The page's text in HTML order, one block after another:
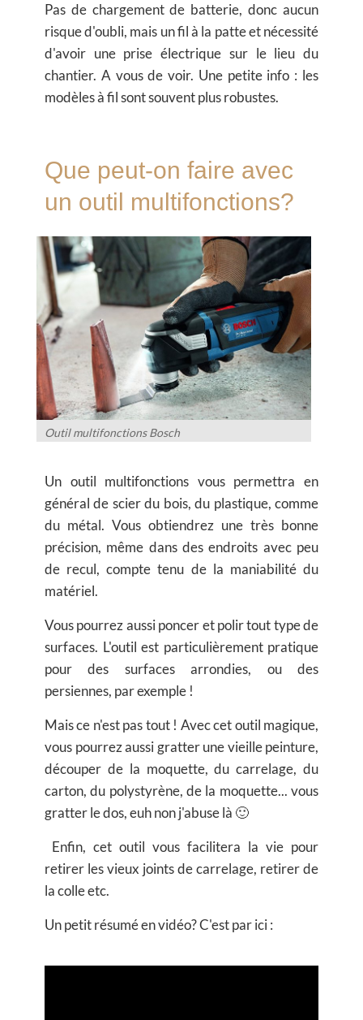
Pas de chargement de batterie, donc aucun
risque d'oubli, mais un fil à la patte et nécessité
d'avoir une prise électrique sur le lieu du
chantier. A vous de voir. Une petite info : les
modèles à fil sont souvent plus robustes.
Que peut-on faire avec
un outil multifonctions?
Outil multifonctions Bosch
Un outil multifonctions vous permettra en
général de scier du bois, du plastique, comme
du métal. Vous obtiendrez une très bonne
précision, même dans des endroits avec peu
de recul, compte tenu de la maniabilité du
matériel.
Vous pourrez aussi poncer et polir tout type de
surfaces. L'outil est particulièrement pratique
pour des surfaces arrondies, ou des
persiennes, par exemple !
Mais ce n'est pas tout ! Avec cet outil magique,
vous pourrez aussi gratter une vieille peinture,
découper de la moquette, du carrelage, du
carton, du polystyrène, de la moquette... vous
gratter le dos, euh non j'abuse là 🙂
Enfin, cet outil vous facilitera la vie pour
retirer les vieux joints de carrelage, retirer de
la colle etc.
Un petit résumé en vidéo? C'est par ici :